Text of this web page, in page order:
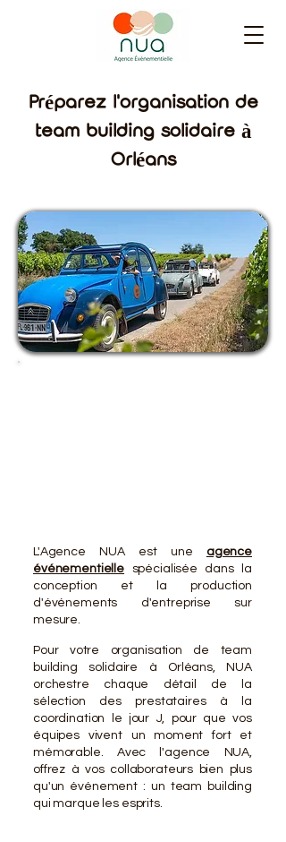
Préparez l'organisation de
team building solidaire à
Orléans
L'Agence NUA est une agence
événementielle
spécialisée dans la
conception et la production
d'événements d'entreprise sur
mesure.
Pour votre organisation de team
building solidaire à Orléans, NUA
orchestre chaque détail de la
sélection des prestataires à la
coordination le jour J, pour que vos
équipes vivent un moment fort et
mémorable. Avec l'agence NUA,
offrez à vos collaborateurs bien plus
qu'un événement : un team building
qui marque les esprits.